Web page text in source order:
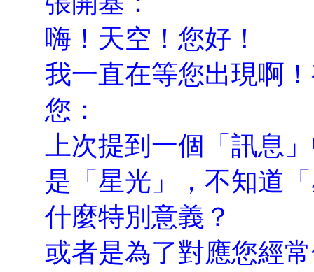
嗨！天空！您好！
我一直在等您出現啊
您：
上次提到一個「訊息
是「星光」，不知道
什麼特別意義？
或者是為了對應您經